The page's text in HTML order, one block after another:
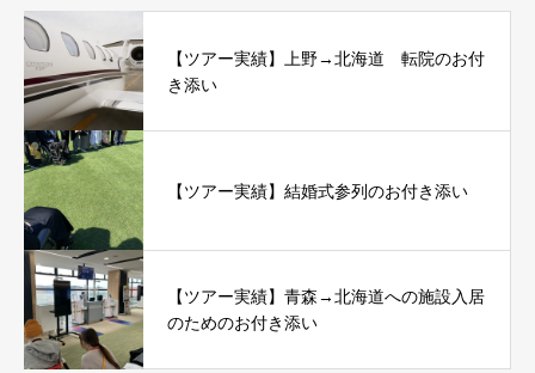
【ツアー実績】上野→北海道 転院のお付
き添い
【ツアー実績】結婚式参列のお付き添い
【ツアー実績】青森→北海道への施設入居
のためのお付き添い